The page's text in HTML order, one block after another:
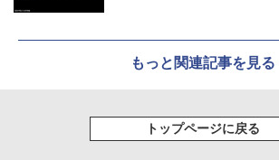
もっと関連記事を見る
トップページに戻る